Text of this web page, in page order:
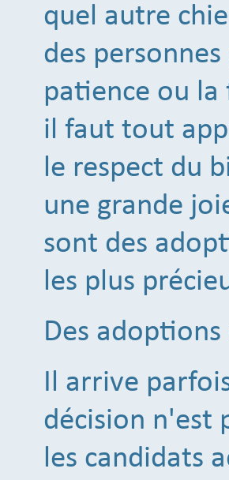
quel autre
des
patience ou
il faut tout
le respect du
une grande
sont des
les plus
Des
Il arrive
décision n'est
les candidats